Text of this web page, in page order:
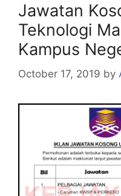
Jawatan
Teknologi
Kampus
October 17, 2019 by